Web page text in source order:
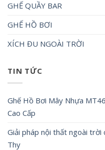
GHẾ QUẦY BAR
GHẾ HỒ BƠI
XÍCH ĐU NGOÀI TRỜI
TIN TỨC
Ghế Hồ Bơi Mây Nhựa
Cao Cấp
Giải pháp nội thất ngoài
Thy